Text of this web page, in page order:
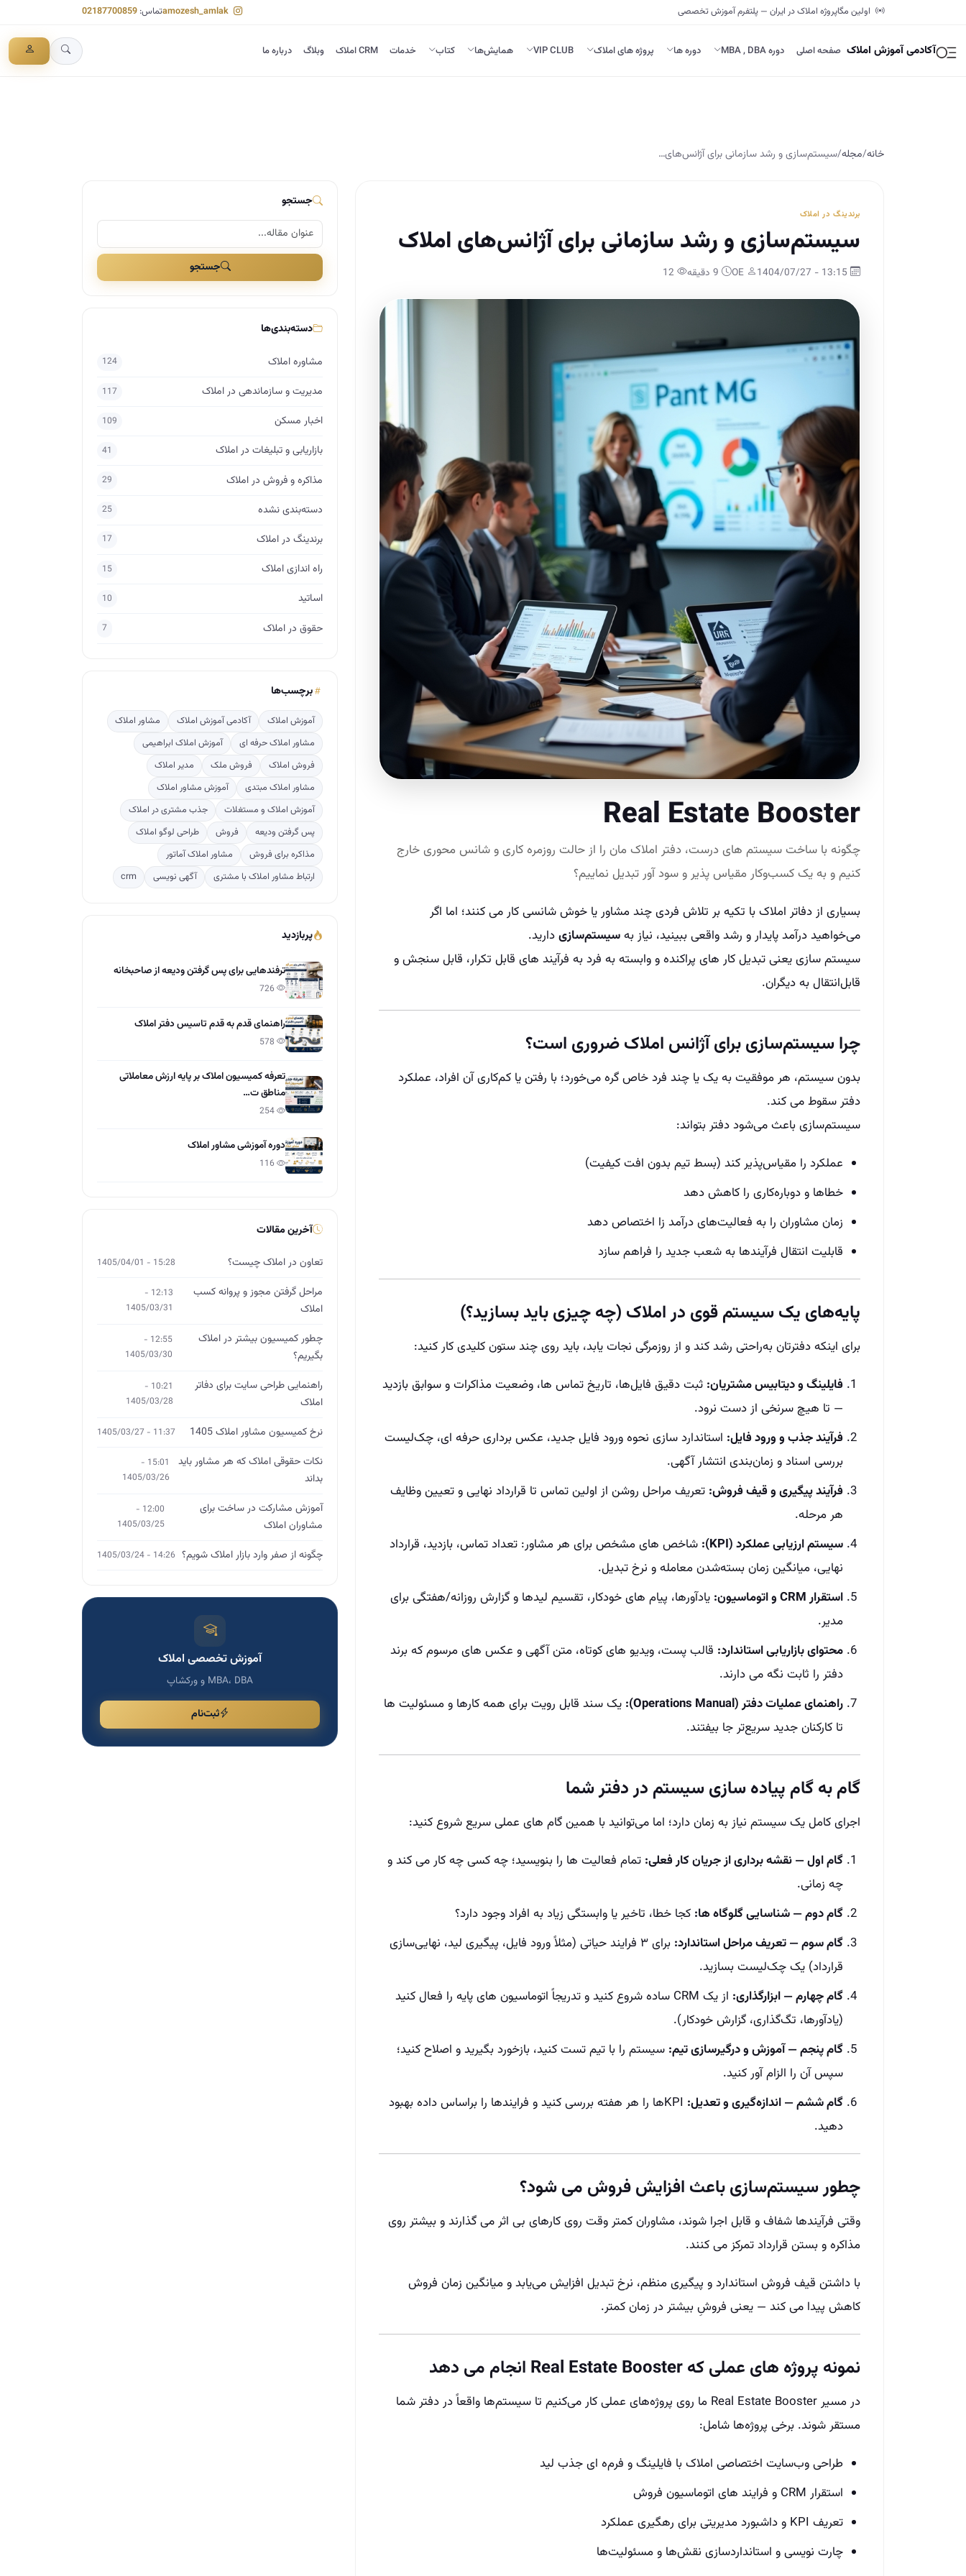
اولین مگاپروژه املاک در ایران — پلتفرم آموزش تخصصی تماس: 02187700859
آکادمی آموزش املاک صفحه اصلی دوره MBA , DBA دوره ها پروژه های املاک VIP CLUB همایش‌ها کتاب خدمات CRM املاک وبلاگ درباره ما
خانه/مجله/سیستم‌سازی و رشد سازمانی برای آژانس‌های…
برندینگ در املاک
سیستم‌سازی و رشد سازمانی برای آژانس‌های املاک
Real Estate Booster
چگونه با ساخت سیستم‌ های درست، دفتر املاک‌ مان را از حالت روزمره‌ کاری و شانس‌ محوری خارج
کنیم و به یک کسب‌وکار مقیاس‌ پذیر و سود آور تبدیل نماییم؟
بسیاری از دفاتر املاک با تکیه بر تلاش فردی چند مشاور یا خوش‌ شانسی کار می‌ کنند؛ اما اگر
می‌خواهید درآمد پایدار و رشد واقعی ببینید، نیاز بهسیستم‌سازیدارید.
سیستم‌ سازی یعنی تبدیل کار های پراکنده و وابسته به فرد به فرآیند های قابل تکرار، قابل‌ سنجش و
قابل‌انتقال به دیگران.
چرا سیستم‌سازی برای آژانس املاک ضروری است؟
بدون سیستم، هر موفقیت به یک یا چند فرد خاص گره می‌خورد؛ با رفتن یا کم‌کاری آن افراد، عملکرد
دفتر سقوط می‌ کند.
سیستم‌سازی باعث می‌شود دفتر بتواند:
عملکرد را مقیاس‌پذیر کند (بسط تیم بدون افت کیفیت)
خطاها و دوباره‌کاری را کاهش دهد
زمان مشاوران را به فعالیت‌های درآمد زا اختصاص دهد
قابلیت انتقال فرآیندها به شعب جدید را فراهم سازد
پایه‌های یک سیستم قوی در املاک (چه چیزی باید بسازید؟)
برای اینکه دفترتان به‌راحتی رشد کند و از روزمرگی نجات یابد، باید روی چند ستون کلیدی کار کنید:
فایلینگ و دیتابیس مشتریان: ثبت دقیق فایل‌ها، تاریخ تماس‌ ها، وضعیت مذاکرات و سوابق بازدید
— تا هیچ سرنخی از دست نرود.
فرآیند جذب و ورود فایل: استاندارد سازی نحوه ورود فایل جدید، عکس‌ برداری حرفه‌ ای، چک‌لیست
بررسی اسناد و زمان‌بندی انتشار آگهی.
فرآیند پیگیری و قیف فروش: تعریف مراحل روشن از اولین تماس تا قرارداد نهایی و تعیین وظایف
هر مرحله.
سیستم ارزیابی عملکرد (KPI):
شاخص‌ های مشخص برای هر مشاور: تعداد تماس، بازدید، قرارداد
نهایی، میانگین زمان بسته‌شدن معامله و نرخ تبدیل.
استقرار CRM و اتوماسیون:
یادآورها، پیام‌ های خودکار، تقسیم لیدها و گزارش روزانه/هفتگی برای
مدیر.
محتوای بازاریابی استاندارد: قالب پست، ویدیو های کوتاه، متن آگهی و عکس‌ های مرسوم که برند
دفتر را ثابت نگه می‌ دارند.
راهنمای عملیات دفتر (Operations Manual):
یک سند قابل رویت برای همه کارها و مسئولیت‌ ها
تا کارکنان جدید سریع‌تر جا بیفتند.
گام به گام پیاده‌ سازی سیستم در دفتر شما
اجرای کامل یک سیستم نیاز به زمان دارد؛ اما می‌توانید با همین گام‌ های عملی سریع شروع کنید:
گام اول — نقشه‌ برداری از جریان کار فعلی: تمام فعالیت‌ ها را بنویسید؛ چه کسی چه کار می‌ کند و
چه زمانی.
گام دوم — شناسایی گلوگاه‌ ها: کجا خطا، تاخیر یا وابستگی زیاد به افراد وجود دارد؟
گام سوم — تعریف مراحل استاندارد:
برای ۳ فرایند حیاتی (مثلاً ورود فایل، پیگیری لید، نهایی‌سازی
قرارداد) یک چک‌لیست بسازید.
گام چهارم — ابزارگذاری: از یک CRM ساده شروع کنید و تدریجاً اتوماسیون‌ های پایه را فعال کنید
(یادآورها، تگ‌گذاری، گزارش خودکار).
گام پنجم — آموزش و درگیرسازی تیم: سیستم را با تیم تست کنید، بازخورد بگیرید و اصلاح کنید؛
سپس آن را الزام‌ آور کنید.
گام ششم — اندازه‌گیری و تعدیل:
KPIها را هر هفته بررسی کنید و فرایندها را براساس داده بهبود
دهید.
چطور سیستم‌سازی باعث افزایش فروش می‌ شود؟
وقتی فرآیندها شفاف و قابل اجرا شوند، مشاوران کمتر وقت روی کارهای بی‌ اثر می‌ گذارند و بیشتر روی
مذاکره و بستن قرارداد تمرکز می‌ کنند.
با داشتن قیف فروش استاندارد و پیگیری منظم، نرخ تبدیل افزایش می‌یابد و میانگین زمان فروش
کاهش پیدا می‌ کند — یعنی فروشِ بیشتر در زمان کمتر.
نمونه پروژه‌ های عملی که Real Estate Booster انجام می‌ دهد
در مسیر Real Estate Booster ما روی پروژه‌های عملی کار می‌کنیم تا سیستم‌ها واقعاً در دفتر شما
مستقر شوند. برخی پروژه‌ها شامل:
طراحی وب‌سایت اختصاصی املاک با فایلینگ و فرم‌ه ای جذب لید
استقرار CRM و فرایند های اتوماسیون فروش
تعریف KPI و داشبورد مدیریتی برای رهگیری عملکرد
چارت‌ نویسی و استانداردسازی نقش‌ها و مسئولیت‌ها
جستجو
جستجو
دسته‌بندی‌ها
مشاوره املاک 124
مدیریت و سازماندهی در املاک 117
اخبار مسکن 109
بازاریابی و تبلیغات در املاک 41
مذاکره و فروش در املاک 29
دسته‌بندی نشده 25
برندینگ در املاک 17
راه اندازی املاک 15
اساتید 10
حقوق در املاک 7
برچسب‌ها
آموزش املاک آکادمی آموزش املاک
مشاور املاک
مشاور املاک حرفه ای
آموزش املاک ابراهیمی
فروش املاک
فروش ملک
مدیر املاک
مشاور املاک مبتدی
آموزش مشاور املاک
آموزش املاک و مستغلات
جذب مشتری در املاک
پس گرفتن ودیعه
فروش
طراحی لوگو املاک
مذاکره برای فروش
مشاور املاک آماتور
ارتباط مشاور املاک با مشتری
آگهی نویسی crm
پربازدید
ترفندهایی برای پس گرفتن ودیعه از صاحبخانه
راهنمای قدم به قدم تاسیس دفتر املاک
تعرفه کمیسیون املاک بر پایه ارزش معاملاتی
مناطق ت…
دوره آموزشی مشاور املاک
آخرین مقالات
تعاون در املاک چیست؟ 15:28 - 1405/04/01
مراحل گرفتن مجوز و پروانه کسب
املاک
12:13 -
1405/03/31
چطور کمیسیون بیشتر در املاک
بگیریم؟
12:55 -
1405/03/30
راهنمایی طراحی سایت برای دفاتر
املاک
10:21 -
1405/03/28
نرخ کمیسیون مشاور املاک 1405 11:37 - 1405/03/27
نکات حقوقی املاک که هر مشاور باید
بداند
15:01 -
1405/03/26
آموزش مشارکت در ساخت برای
مشاوران املاک
12:00 -
1405/03/25
چگونه از صفر وارد بازار املاک شویم؟ 14:26 - 1405/03/24
آموزش تخصصی املاک
MBA، DBA و ورکشاپ
ثبت‌نام